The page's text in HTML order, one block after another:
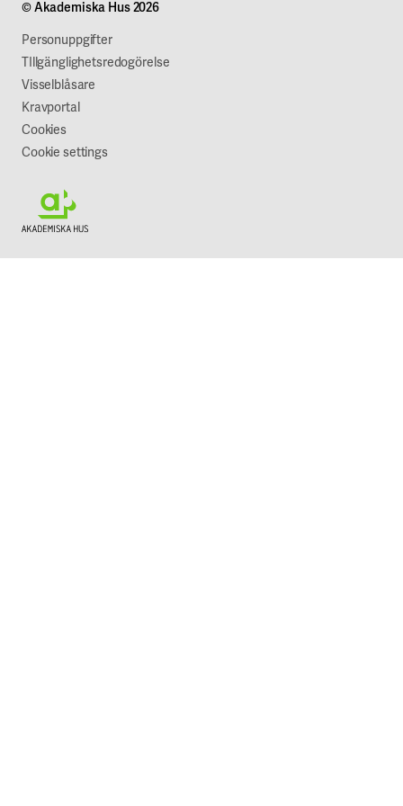
Jobba hos oss
Vår syn på hållbarhet
© Akademiska Hus 2026
Personuppgifter
TIllgänglighetsredogörelse
Visselblåsare
Kravportal
Cookies
Cookie settings